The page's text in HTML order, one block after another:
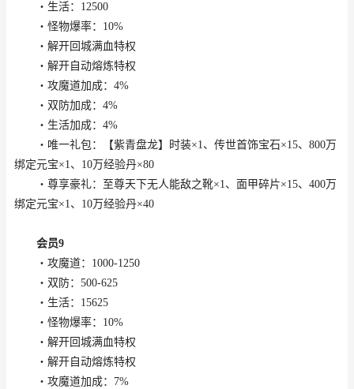
・生活：12500
・怪物爆率：10%
・解开回城满血特权
・解开自动熔炼特权
・攻魔道加成：4%
・双防加成：4%
・生活加成：4%
・唯一礼包：【紫青盘龙】时装×1、传世首饰宝石×15、800万
绑定元宝×1、10万经验丹×80
・尊享豪礼：至尊天下无人能敌之靴×1、面甲碎片×15、400万
绑定元宝×1、10万经验丹×40
会员9
・攻魔道：1000-1250
・双防：500-625
・生活：15625
・怪物爆率：10%
・解开回城满血特权
・解开自动熔炼特权
・攻魔道加成：7%